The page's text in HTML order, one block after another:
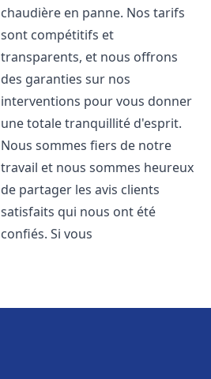
chaudière en panne. Nos tarifs
sont compétitifs et
transparents, et nous offrons
des garanties sur nos
interventions pour vous donner
une totale tranquillité d'esprit.
Nous sommes fiers de notre
travail et nous sommes heureux
de partager les avis clients
satisfaits qui nous ont été
confiés. Si vous